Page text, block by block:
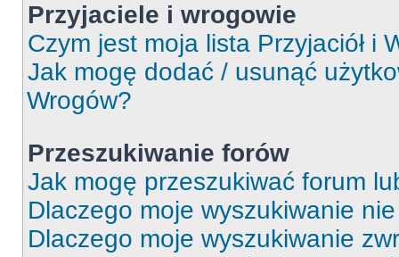
Przyjaciele i wrogowie
Czym jest moja lista Przyjaciół i
Jak mogę dodać / usunąć
Wrogów?
Przeszukiwanie forów
Jak mogę przeszukiwać forum
Dlaczego moje wyszukiwanie
Dlaczego moje wyszukiwanie